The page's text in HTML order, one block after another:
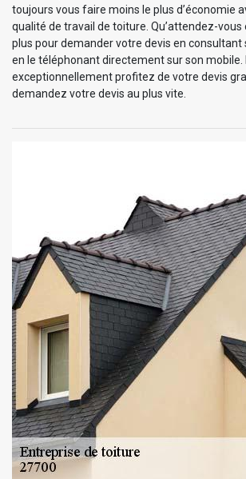
toujours vous faire moins le plus d’économie
qualité de travail de toiture. Qu’attendez-vous
plus pour demander votre devis en consultant
en le téléphonant directement sur son
exceptionnellement profitez de votre devis
demandez votre devis au plus vite.